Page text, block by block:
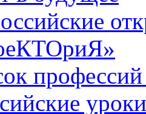
уроки